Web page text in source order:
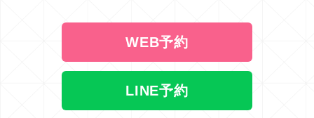
WEB予約
LINE予約